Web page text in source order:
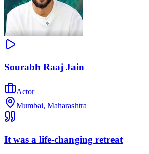
Sourabh Raaj Jain
Actor
Mumbai, Maharashtra
It was a life-changing retreat